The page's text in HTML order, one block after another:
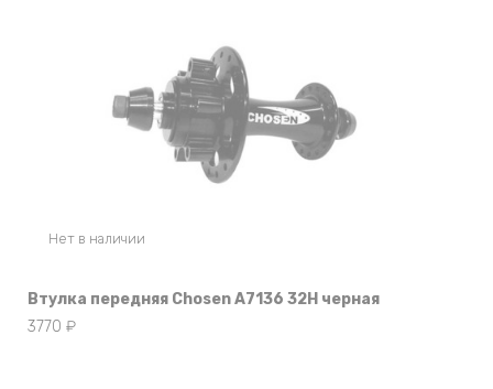
Нет в наличии
Втулка передняя Chosen A7136 32Н черная
3770 ₽